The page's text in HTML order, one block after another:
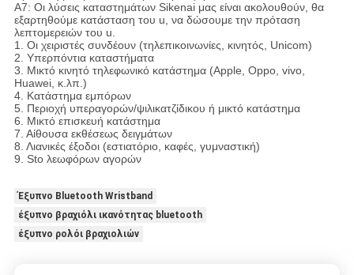
A7: Οι λύσεις καταστημάτων Sikenai μας είναι ακολουθούν, θα
εξαρτηθούμε κατάσταση του u, να δώσουμε την πρόταση
λεπτομερειών του u.
1. Οι χειριστές συνδέουν (τηλεπικοινωνίες, κινητός, Unicom)
2. Υπερπόντια καταστήματα
3. Μικτό κινητό τηλεφωνικό κατάστημα (Apple, Oppo, vivo,
Huawei, κ.λπ.)
4. Κατάστημα εμπόρων
5. Περιοχή υπεραγορών/ψιλικατζίδικου ή μικτό κατάστημα
6. Μικτό επισκευή κατάστημα
7. Αίθουσα εκθέσεως δειγμάτων
8. Λιανικές έξοδοι (εστιατόριο, καφές, γυμναστική)
9. Sto λεωφόρων αγορών
Έξυπνο Bluetooth Wristband
έξυπνο βραχιόλι ικανότητας bluetooth
έξυπνο ρολόι βραχιολιών